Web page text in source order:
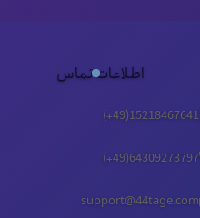
اطلاعات تماس
15218467641(49+)
64309273797(49+)
support@44tage.com​